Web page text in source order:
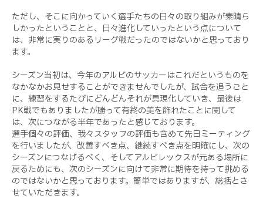
ただし、そこに向かっていく選手たちの日々の取り組みが素晴ら
しかったということと、日々進化していったという点について
は、非常に実りのあるリーグ戦だったのではないかと思っており
ます。
シーズン当初は、今年のアルビのサッカーはこれだというものを
なかなかお見せすることができませんでしたが、試合を追うごと
に、練習をするたびにどんどんそれが具現化していき、最後は
PK戦でもありましたが勝って有終の美を飾れたことに関して
は、次につながる半年であったと感じております。
選手個々の評価、我々スタッフの評価も含めて先日ミーティング
を行いましたが、改善すべき点、継続すべき点を明確にし、次の
シーズンにつなげるべく、そしてアルビレックスが元ある場所に
戻るためにも、次のシーズンに向けて非常に期待を持って挑める
のではないかと思っております。簡単ではありますが、総括とさ
せていただきます。